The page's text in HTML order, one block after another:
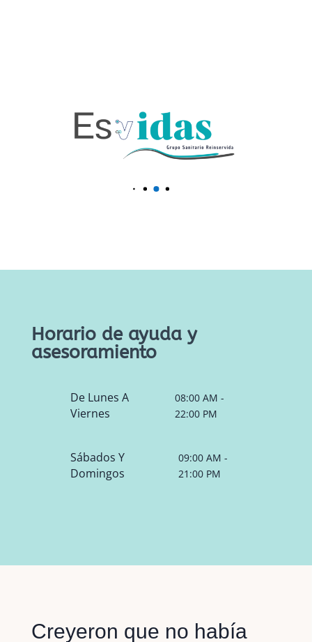
Horario de ayuda y
asesoramiento
De Lunes A
Viernes
08:00 AM -
22:00 PM
Sábados Y
Domingos
09:00 AM -
21:00 PM
Creyeron que no había